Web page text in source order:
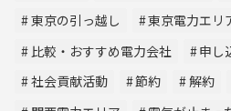
東京の引っ越し
東京電力エリ
比較・おすすめ電力会社
申し
社会貢献活動
節約 解約